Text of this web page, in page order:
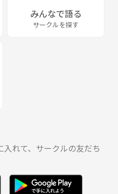
みんなで語る
サークルを探す
れて、サークルの友だち